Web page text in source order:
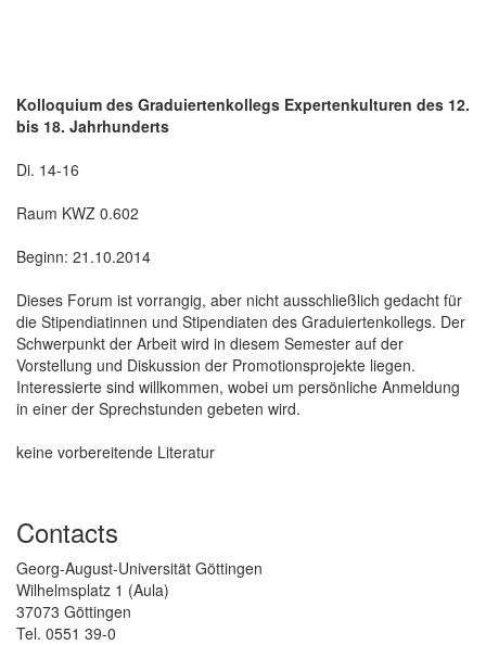
Kolloquium des Graduiertenkollegs Expertenkulturen des 12.
bis 18. Jahrhunderts
Di. 14-16
Raum KWZ 0.602
Beginn: 21.10.2014
Dieses Forum ist vorrangig, aber nicht ausschließlich gedacht für
die Stipendiatinnen und Stipendiaten des Graduiertenkollegs. Der
Schwerpunkt der Arbeit wird in diesem Semester auf der
Vorstellung und Diskussion der Promotionsprojekte liegen.
Interessierte sind willkommen, wobei um persönliche Anmeldung
in einer der Sprechstunden gebeten wird.
keine vorbereitende Literatur
Contacts
Georg-August-Universität Göttingen
Wilhelmsplatz 1 (Aula)
37073 Göttingen
Tel. 0551 39-0